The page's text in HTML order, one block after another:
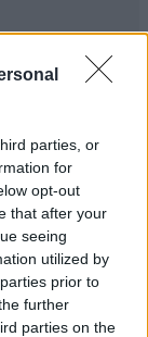
parties, or
for
opt-out
that after your
seeing
utilized by
prior to
further
parties on the
σχολιασμού